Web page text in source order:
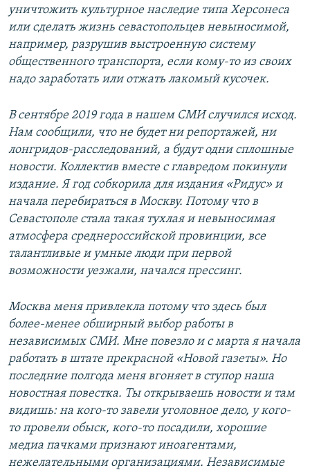
уничтожить культурное наследие типа Херсонеса
или сделать жизнь севастопольцев невыносимой,
например, разрушив выстроенную систему
общественного транспорта, если кому-то из своих
надо заработать или отжать лакомый кусочек.
В сентябре 2019 года в нашем СМИ случился исход.
Нам сообщили, что не будет ни репортажей, ни
лонгридов-расследований, а будут одни сплошные
новости. Коллектив вместе с главредом покинули
издание. Я год собкорила для издания «Ридус» и
начала перебираться в Москву. Потому что в
Севастополе стала такая тухлая и невыносимая
атмосфера среднероссийской провинции, все
талантливые и умные люди при первой
возможности уезжали, начался прессинг.
Москва меня привлекла потому что здесь был
более-менее обширный выбор работы в
независимых СМИ. Мне повезло и с марта я начала
работать в штате прекрасной «Новой газеты». Но
последние полгода меня вгоняет в ступор наша
новостная повестка. Ты открываешь новости и там
видишь: на кого-то завели уголовное дело, у кого-
то провели обыск, кого-то посадили, хорошие
медиа пачками признают иноагентами,
нежелательными организациями. Независимые